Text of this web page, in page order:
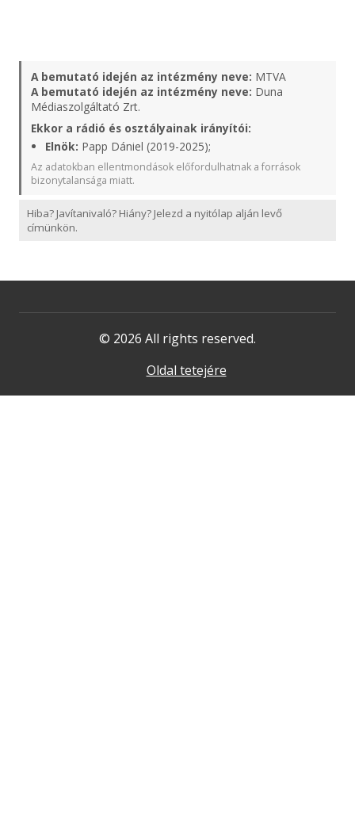
A bemutató idején az intézmény neve: MTVA
A bemutató idején az intézmény neve: Duna
Médiaszolgáltató Zrt.
Ekkor a rádió és osztályainak irányítói:
Elnök: Papp Dániel (2019-2025);
Az adatokban ellentmondások előfordulhatnak a források
bizonytalansága miatt.
Hiba? Javítanivaló? Hiány? Jelezd a nyitólap alján levő
címünkön.
© 2026 All rights reserved.
Oldal tetejére